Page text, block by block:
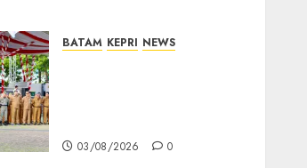
BATAM KEPRI NEWS
03/08/2026 0